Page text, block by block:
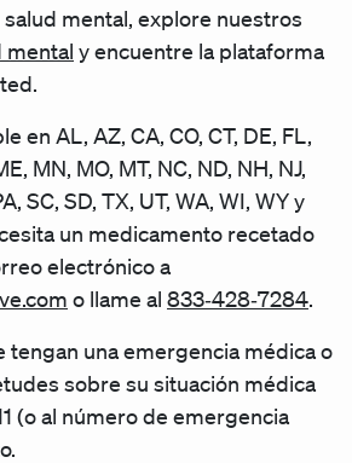
mental, explore nuestros
mental y encuentre la plataforma
en AL, AZ, CA, CO, CT, DE, FL,
MN, MO, MT, NC, ND, NH, NJ,
SC, SD, TX, UT, WA, WI, WY y
un medicamento recetado
electrónico a
o llame al 833‑428‑7284.
tengan una emergencia médica o
sobre su situación médica
(o al número de emergencia